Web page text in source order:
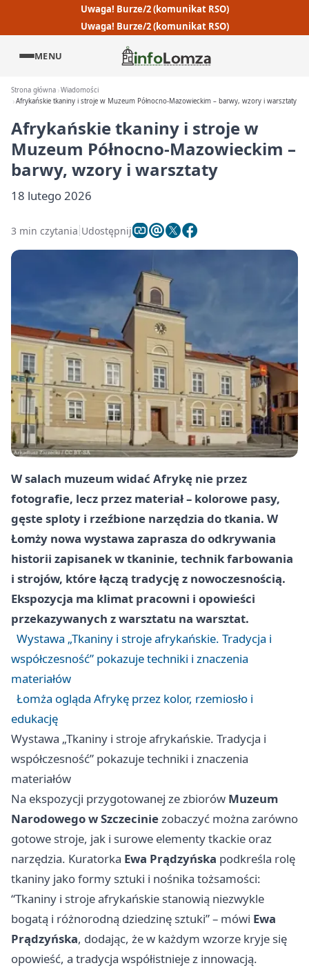
Uwaga! Burze/2 (komunikat RSO)
Uwaga! Burze/2 (komunikat RSO)
MENU
Strona główna Wiadomości
Afrykańskie tkaniny i stroje w Muzeum Północno-Mazowieckim – barwy, wzory i warsztaty
Afrykańskie tkaniny i stroje w
Muzeum Północno-Mazowieckim –
barwy, wzory i warsztaty
18 lutego 2026
3 min czytania Udostępnij
W salach muzeum widać Afrykę nie przez
fotografie, lecz przez materiał – kolorowe pasy,
gęste sploty i rzeźbione narzędzia do tkania. W
Łomży nowa wystawa zaprasza do odkrywania
historii zapisanek w tkaninie, technik farbowania
i strojów, które łączą tradycję z nowoczesnością.
Ekspozycja ma klimat pracowni i opowieści
przekazywanych z warsztatu na warsztat.
Wystawa „Tkaniny i stroje afrykańskie. Tradycja i
współczesność” pokazuje techniki i znaczenia
materiałów
Łomża ogląda Afrykę przez kolor, rzemiosło i
edukację
Wystawa „Tkaniny i stroje afrykańskie. Tradycja i
współczesność” pokazuje techniki i znaczenia
materiałów
Na ekspozycji przygotowanej ze zbiorów Muzeum
Narodowego w Szczeciniezobaczyć można zarówno
gotowe stroje, jak i surowe elementy tkackie oraz
narzędzia. Kuratorka Ewa Prądzyńska podkreśla rolę
tkaniny jako formy sztuki i nośnika tożsamości:
“Tkaniny i stroje afrykańskie stanowią niezwykle
bogatą i różnorodną dziedzinę sztuki” – mówi Ewa
Prądzyńska, dodając, że w każdym wzorze kryje się
opowieść, a tradycja współistnieje z innowacją.